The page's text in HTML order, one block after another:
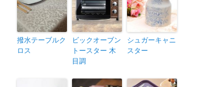
撥水テーブルク
ロス
ビックオーブン
トースター 木
目調
シュガーキャニ
スター